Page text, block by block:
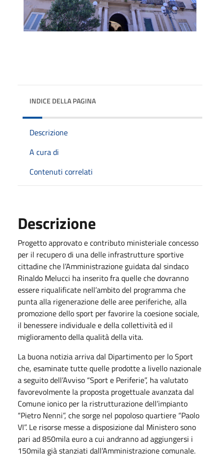
INDICE DELLA PAGINA
Descrizione
A cura di
Contenuti correlati
Descrizione
Progetto approvato e contributo ministeriale concesso
per il recupero di una delle infrastrutture sportive
cittadine che l’Amministrazione guidata dal sindaco
Rinaldo Melucci ha inserito fra quelle che dovranno
essere riqualificate nell’ambito del programma che
punta alla rigenerazione delle aree periferiche, alla
promozione dello sport per favorire la coesione sociale,
il benessere individuale e della collettività ed il
miglioramento della qualità della vita.
La buona notizia arriva dal Dipartimento per lo Sport
che, esaminate tutte quelle prodotte a livello nazionale
a seguito dell’Avviso “Sport e Periferie”, ha valutato
favorevolmente la proposta progettuale avanzata dal
Comune ionico per la ristrutturazione dell’impianto
“Pietro Nenni”, che sorge nel popoloso quartiere “Paolo
VI”. Le risorse messe a disposizione dal Ministero sono
pari ad 850mila euro a cui andranno ad aggiungersi i
150mila già stanziati dall’Amministrazione comunale.